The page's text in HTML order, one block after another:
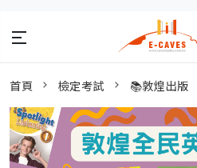
首頁 檢定考試 📚敦煌出版